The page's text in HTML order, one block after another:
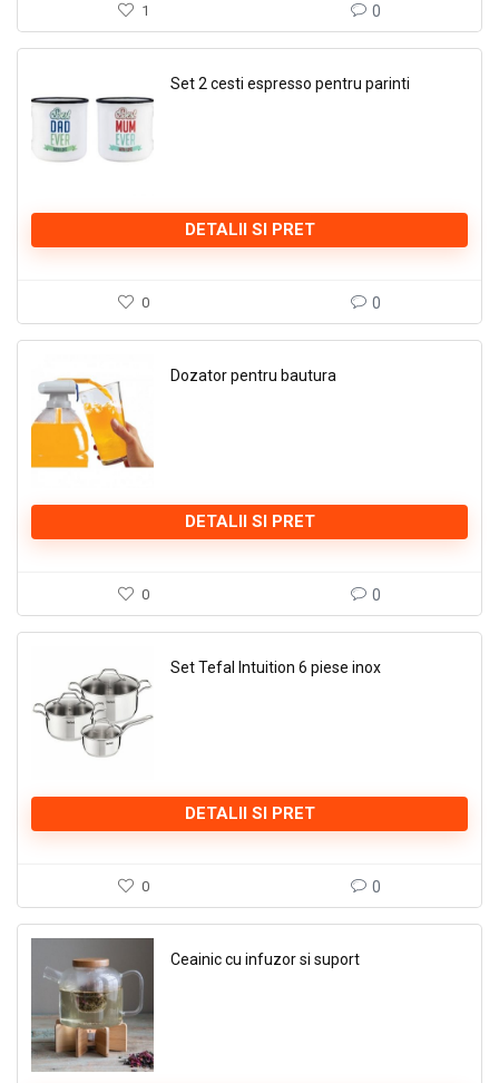
1 0
Set 2 cesti espresso pentru parinti
DETALII SI PRET
0 0
Dozator pentru bautura
DETALII SI PRET
0 0
Set Tefal Intuition 6 piese inox
DETALII SI PRET
0 0
Ceainic cu infuzor si suport